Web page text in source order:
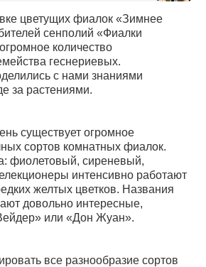
цветущих фиалок «Зимнее
сeнполий «Фиалки
количество
геснериевых.
с нами знаниями
за растениями.
существует огромное
сортов комнатных фиалок.
фиолетовый, сиреневый,
интенсивно работают
желтых цветков. Названия
довольно интересные,
или «Дон Жуан».
все разнообразие сортов